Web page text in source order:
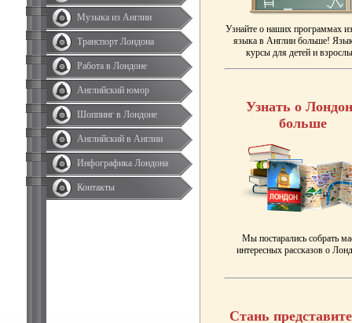
Музыка из Англии
Транспорт Лондона
Работа в Лондоне
Английский юмор
Шоппинг в Лондоне
Английский в Англии
Инфографика Лондона
Контакты
Узнайте о наших программах
языка в Англии больше!
курсы для детей и
Узнать о
больше
Мы постарались собрать
интересных рассказов о
Стань